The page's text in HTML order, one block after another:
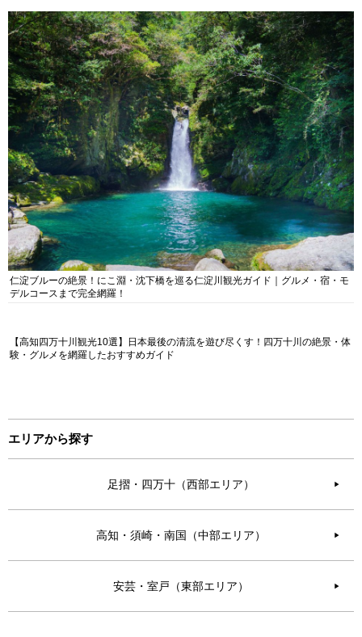
仁淀ブルーの絶景！にこ淵・沈下橋を巡る仁淀川観光ガイド｜グルメ・宿・モ
デルコースまで完全網羅！
【高知四万十川観光10選】日本最後の清流を遊び尽くす！四万十川の絶景・体
験・グルメを網羅したおすすめガイド
エリアから探す
足摺・四万十（西部エリア） ▶︎
高知・須崎・南国（中部エリア） ▶︎
安芸・室戸（東部エリア） ▶︎